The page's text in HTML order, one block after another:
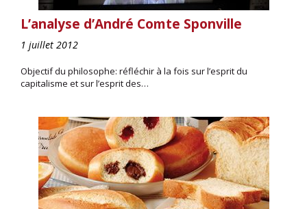
L’analyse d’André Comte Sponville
1 juillet 2012
Objectif du philosophe: réfléchir à la fois sur l’esprit du
capitalisme et sur l’esprit des…